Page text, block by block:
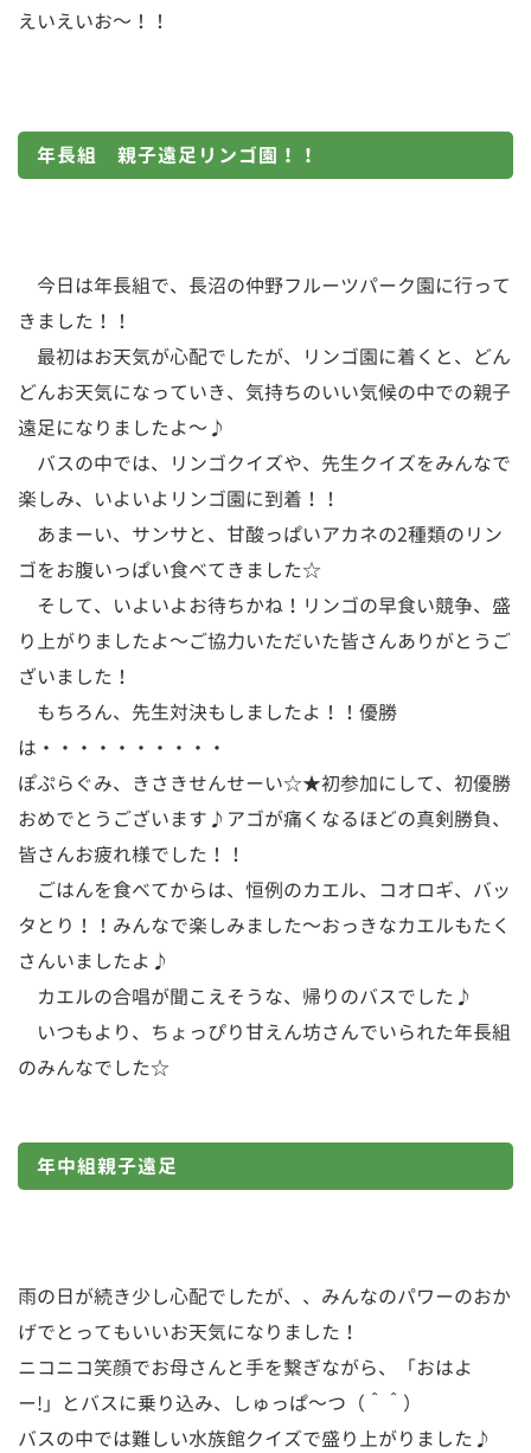
えいえいお～！！
年長組 親子遠足リンゴ園！！
今日は年長組で、長沼の仲野フルーツパーク園に行って
きました！！
最初はお天気が心配でしたが、リンゴ園に着くと、どん
どんお天気になっていき、気持ちのいい気候の中での親子
遠足になりましたよ～♪
バスの中では、リンゴクイズや、先生クイズをみんなで
楽しみ、いよいよリンゴ園に到着！！
あまーい、サンサと、甘酸っぱいアカネの2種類のリン
ゴをお腹いっぱい食べてきました☆
そして、いよいよお待ちかね！リンゴの早食い競争、盛
り上がりましたよ～ご協力いただいた皆さんありがとうご
ざいました！
もちろん、先生対決もしましたよ！！優勝
は・・・・・・・・・・
ぽぷらぐみ、きさきせんせーい☆★初参加にして、初優勝
おめでとうございます♪アゴが痛くなるほどの真剣勝負、
皆さんお疲れ様でした！！
ごはんを食べてからは、恒例のカエル、コオロギ、バッ
タとり！！みんなで楽しみました～おっきなカエルもたく
さんいましたよ♪
カエルの合唱が聞こえそうな、帰りのバスでした♪
いつもより、ちょっぴり甘えん坊さんでいられた年長組
のみんなでした☆
年中組親子遠足
雨の日が続き少し心配でしたが、、みんなのパワーのおか
げでとってもいいお天気になりました！
ニコニコ笑顔でお母さんと手を繋ぎながら、「おはよ
ー!」とバスに乗り込み、しゅっぱ～つ（＾＾）
バスの中では難しい水族館クイズで盛り上がりました♪